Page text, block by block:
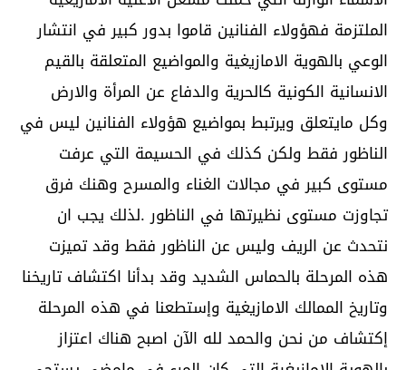
الملتزمة فهؤولاء الفنانين قاموا بدور كبير في انتشار
الوعي بالهوية الامازيغية والمواضيع المتعلقة بالقيم
الانسانية الكونية كالحرية والدفاع عن المرأة والارض
وكل مايتعلق ويرتبط بمواضيع هؤولاء الفنانين ليس في
الناظور فقط ولكن كذلك في الحسيمة التي عرفت
مستوى كبير في مجالات الغناء والمسرح وهنك فرق
تجاوزت مستوى نظيرتها في الناظور .لذلك يجب ان
نتحدث عن الريف وليس عن الناظور فقط وقد تميزت
هذه المرحلة بالحماس الشديد وقد بدأنا اكتشاف تاريخنا
وتاريخ الممالك الامازيغية وإستطعنا في هذه المرحلة
إكتشاف من نحن والحمد لله الآن اصبح هناك اعتزاز